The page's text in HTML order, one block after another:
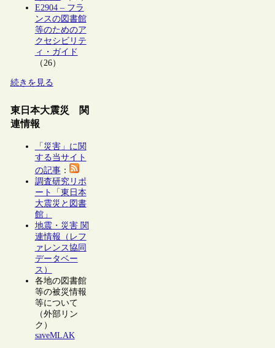
E2904 – フラ
ンスの図書館
等のためのア
クセシビリテ
ィ・ガイド
（26）
続きを見る
東日本大震災 関
連情報
「災害」に関
する当サイト
の記事：
調査研究リポ
ート「東日本
大震災と図書
館」
地震・災害 関
連情報（レフ
ァレンス協同
データベー
ス）
各地の図書館
等の被災情報
等について
（外部リン
ク）
saveMLAK